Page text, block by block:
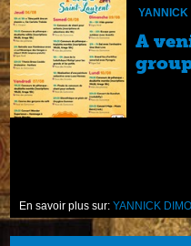
YANNICK
A
En savoir plus sur:YANNICK